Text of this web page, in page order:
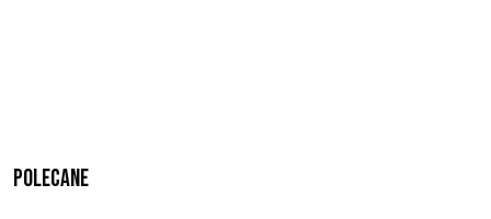
Polecane